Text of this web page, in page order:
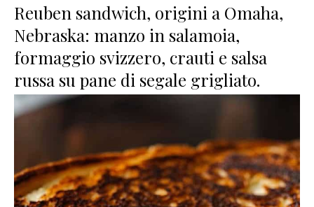
Reuben sandwich, origini a Omaha,
Nebraska: manzo in salamoia,
formaggio svizzero, crauti e salsa
russa su pane di segale grigliato.